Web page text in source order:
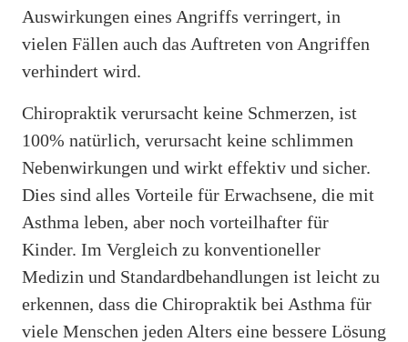
Auswirkungen eines Angriffs verringert, in
vielen Fällen auch das Auftreten von Angriffen
verhindert wird.
Chiropraktik verursacht keine Schmerzen, ist
100% natürlich, verursacht keine schlimmen
Nebenwirkungen und wirkt effektiv und sicher.
Dies sind alles Vorteile für Erwachsene, die mit
Asthma leben, aber noch vorteilhafter für
Kinder. Im Vergleich zu konventioneller
Medizin und Standardbehandlungen ist leicht zu
erkennen, dass die Chiropraktik bei Asthma für
viele Menschen jeden Alters eine bessere Lösung